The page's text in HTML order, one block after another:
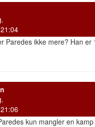
Paredes ikke mere? Han er
kun mangler en